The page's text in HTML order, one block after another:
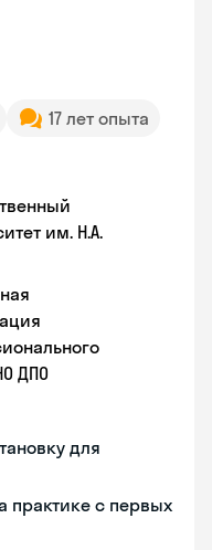
17 лет опыта
им. Н.А.
ДПО
для
практике с первых